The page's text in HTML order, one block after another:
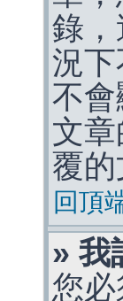
錄
況
不
文
覆的
回頂
» 我
您